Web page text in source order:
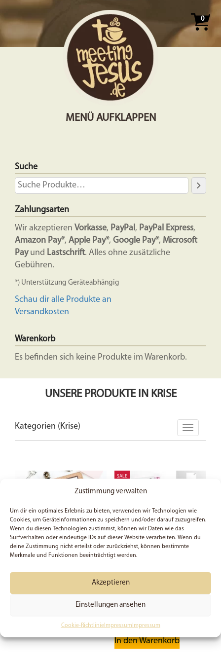
Zustimmung verwalten
Um dir ein optimales Erlebnis zu bieten, verwenden wir Technologien wie
Cookies, um Geräteinformationen zu speichern und/oder darauf zuzugreifen.
Wenn du diesen Technologien zustimmst, können wir Daten wie das
Surfverhalten oder eindeutige IDs auf dieser Website verarbeiten. Wenn du
deine Zustimmung nicht erteilst oder zurückziehst, können bestimmte
Merkmale und Funktionen beeinträchtigt werden.
Akzeptieren
Einstellungen ansehen
Cookie-RichtlinieImpressum Impressum
0
MENÜ AUFKLAPPEN
Suche
Zahlungsarten
Wir akzeptieren Vorkasse, PayPal, PayPal Express,
Amazon Pay*, Apple Pay*, Google Pay*, Microsoft
Payund Lastschrift. Alles ohne zusätzliche
Gebühren.
*) Unterstützung Geräteabhängig
Schau dir alle Produkte an
Versandkosten
Warenkorb
Es befinden sich keine Produkte im Warenkorb.
UNSERE PRODUKTE IN KRISE
Kategorien (Krise)
Ausführung wählen Produkt
weist
SALE
Biblestudy-Set
19,99€
In den Warenkorb